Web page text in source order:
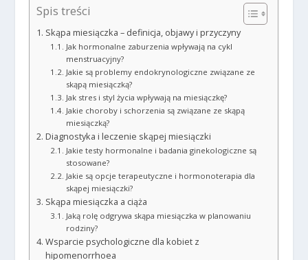
Spis treści
Skąpa miesiączka – definicja, objawy i przyczyny
Jak hormonalne zaburzenia wpływają na cykl
menstruacyjny?
Jakie są problemy endokrynologiczne związane ze
skąpą miesiączką?
Jak stres i styl życia wpływają na miesiączkę?
Jakie choroby i schorzenia są związane ze skąpą
miesiączką?
Diagnostyka i leczenie skąpej miesiączki
Jakie testy hormonalne i badania ginekologiczne są
stosowane?
Jakie są opcje terapeutyczne i hormonoterapia dla
skąpej miesiączki?
Skąpa miesiączka a ciąża
Jaką rolę odgrywa skąpa miesiączka w planowaniu
rodziny?
Wsparcie psychologiczne dla kobiet z
hipomenorrhoea